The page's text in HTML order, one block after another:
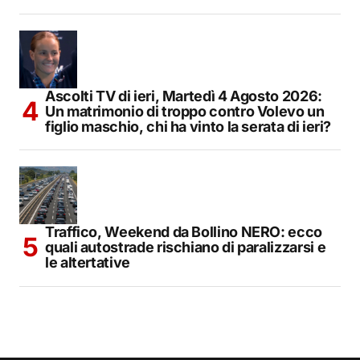
Ascolti TV di ieri, Martedì 4 Agosto 2026:
Un matrimonio di troppo contro Volevo un
figlio maschio, chi ha vinto la serata di ieri?
Traffico, Weekend da Bollino NERO: ecco
quali autostrade rischiano di paralizzarsi e
le altertative